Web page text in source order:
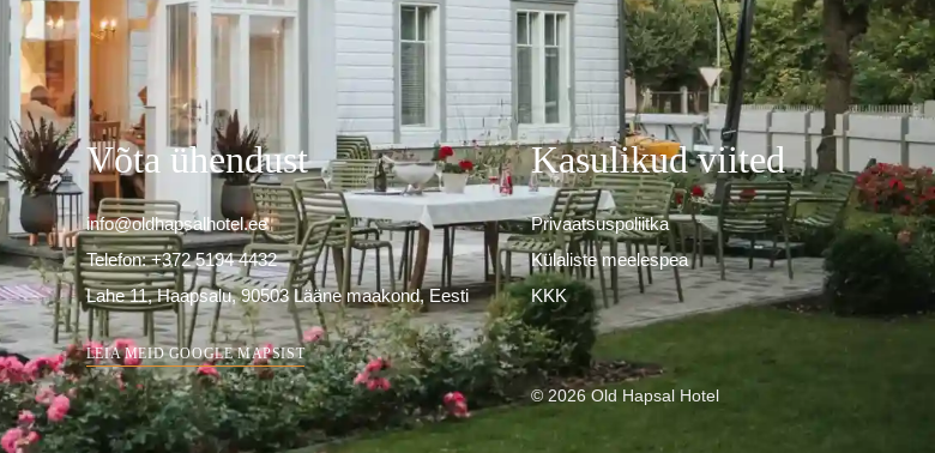
Võta ühendust
info@oldhapsalhotel.ee
Telefon: +372 5194 4432
Lahe 11, Haapsalu, 90503 Lääne maakond, Eesti
LEIA MEID GOOGLE MAPSIST
Kasulikud viited
Privaatsuspoliitka
Külaliste meelespea
KKK
© 2026 Old Hapsal Hotel